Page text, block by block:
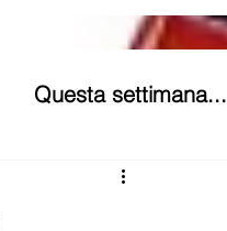
Questa settimana...